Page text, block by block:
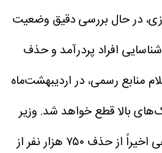
در حال بررسی دقیق وضعیت
افراد پردرآمد و حذف
منابع رسمی، در اردیبهشت‌ماه
بالا قطع خواهد شد. وزیر
تعاون، کار و رفاه اجتماعی اخیراً از حذف ۷۵۰ هزار نفر از